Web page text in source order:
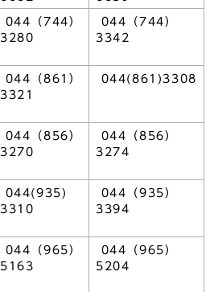
044（744）
3280
044（744）
3342
044（861）
3321
044(861)3308
044（856）
3270
044（856）
3274
044(935)
3310
044（935）
3394
044（965）
5163
044（965）
5204